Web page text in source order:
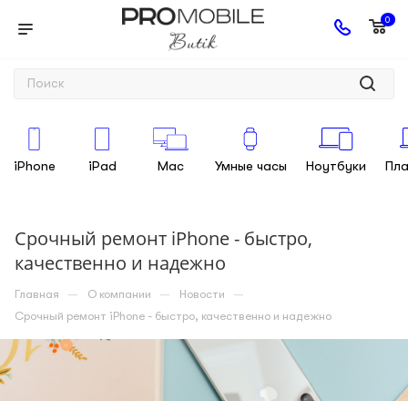
0
iPhone iPad Mac Умные часы Ноутбуки
Срочный ремонт iPhone - быстро,
качественно и надежно
Главная — О компании — Новости —
Срочный ремонт iPhone - быстро, качественно и надежно